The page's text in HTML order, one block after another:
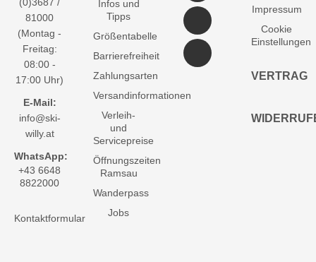
81000
(Montag -
Freitag:
08:00 -
17:00 Uhr)
E-Mail:
info@ski-
willy.at
WhatsApp:
+43 6648
8822000
Kontaktformular
Infos und
Tipps
Größentabelle
Barrierefreiheit
Zahlungsarten
Versandinformationen
Verleih-
und
Servicepreise
Öffnungszeiten
Ramsau
Wanderpass
Jobs
Impressum
Cookie
Einstellungen
VERTRAG